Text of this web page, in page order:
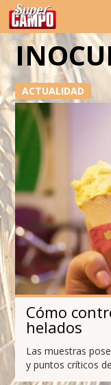
Temas de hoy
ACTUALIDAD
Cómo
helados
Las muestras
y puntos críticos